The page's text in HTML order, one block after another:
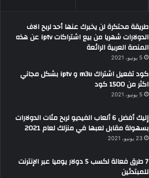
طريقة محتكرة لن يخبرك عنها أحد لربح الاف
الدولارات شهريا من بيع اشتراكات iptv عن هذه
المنصة العربية الرائعة
5 يونيو، 2021
كود تفعيل اشتراك m3u و iptv بشكل مجاني
اكثر من 1500 كود
5 يونيو، 2021
إليك أفضل 6 ألعاب الفيديو لربح مئات الدولارات
بسهولة مقابل لعبها في منزلك لعام 2021
23 يونيو، 2021
7 طرق فعالة لكسب 5 دولار يوميا عبر الإنترنت
للمبتدئين